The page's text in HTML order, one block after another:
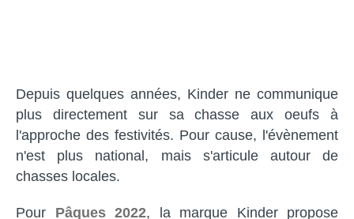
Depuis quelques années, Kinder ne communique
plus directement sur sa chasse aux oeufs à
l'approche des festivités. Pour cause, l'évènement
n'est plus national, mais s'articule autour de
chasses locales.
Pour Pâques 2022, la marque Kinder propose